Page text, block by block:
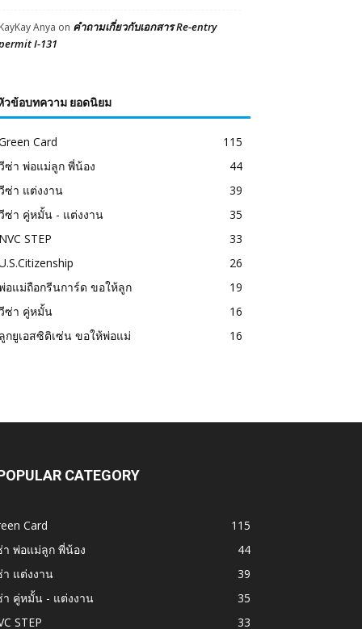
KayKay Anya on คำถามเกี่ยวกับเอกสาร Re-entry
I-131
วข้อบทความ ยอดนิยม
Card
115
ซ่า พ่อแม่ลูก พี่น้อง
44
ซ่า แต่งงาน
39
ซ่า คู่หมั้น - แต่งงาน
35
NVC STEP
33
26
อแม่ถือกรีนการ์ด ขอให้ลูก
19
ซ่า คู่หมั้น
16
ลูกยูเอสซิติเซ่น ขอให้พ่อแม่
16
CATEGORY
Card
115
พ่อแม่ลูก พี่น้อง
44
แต่งงาน
39
คู่หมั้น - แต่งงาน
35
STEP
33